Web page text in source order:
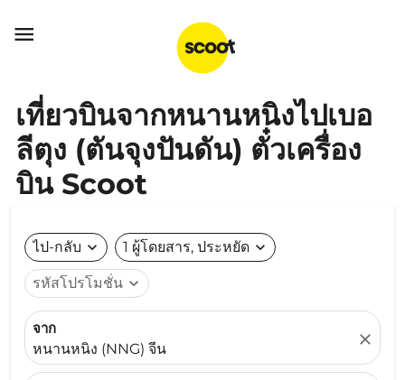

เที่ยวบินจากหนานหนิงไปเบอ
ลีตุง (ตันจุงปันดัน) ตั๋วเครื่อง
บิน Scoot
ไป-กลับ expand_more 1 ผู้โดยสาร, ประหยัด expand_more
รหัสโปรโมชั่น expand_more
จาก
หนานหนิง (NNG) จีน
close